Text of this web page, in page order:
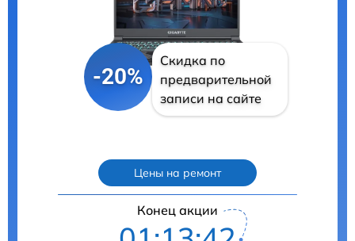
-20%
Скидка по
предварительной
записи на сайте
Цены на ремонт
Конец акции